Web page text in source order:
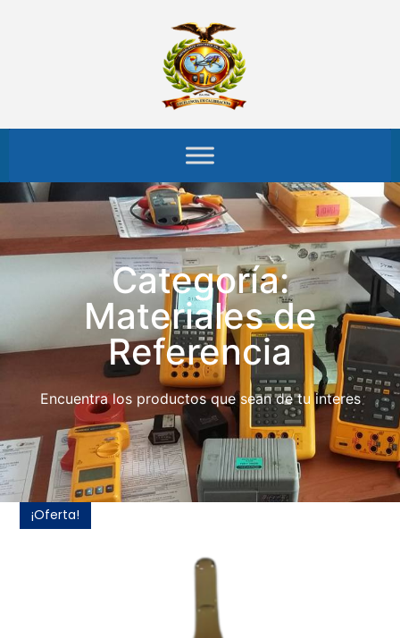
Categoría:
Materiales de
Referencia
Encuentra los productos que sean de tu interes
¡Oferta!